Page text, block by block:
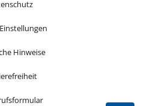
Hinweise